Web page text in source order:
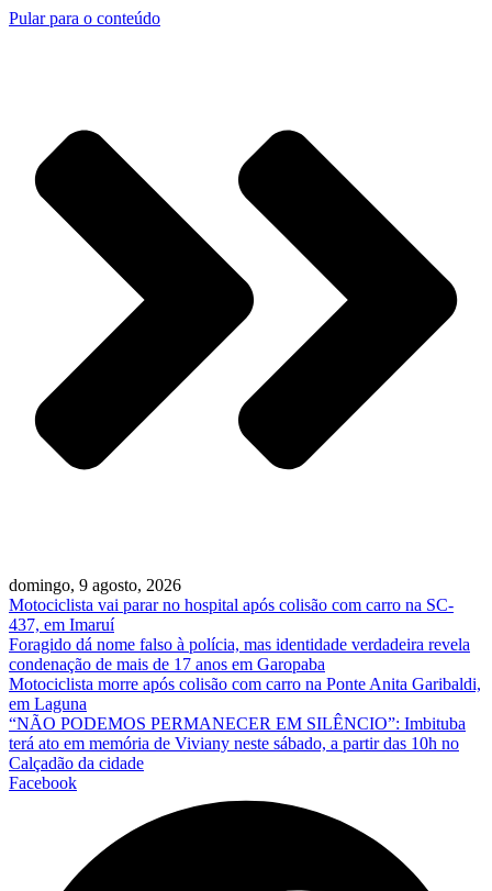
Pular para o conteúdo
domingo, 9 agosto, 2026
Motociclista vai parar no hospital após colisão com carro na SC-
437, em Imaruí
Foragido dá nome falso à polícia, mas identidade verdadeira revela
condenação de mais de 17 anos em Garopaba
Motociclista morre após colisão com carro na Ponte Anita Garibaldi,
em Laguna
“NÃO PODEMOS PERMANECER EM SILÊNCIO”: Imbituba
terá ato em memória de Viviany neste sábado, a partir das 10h no
Calçadão da cidade
Facebook